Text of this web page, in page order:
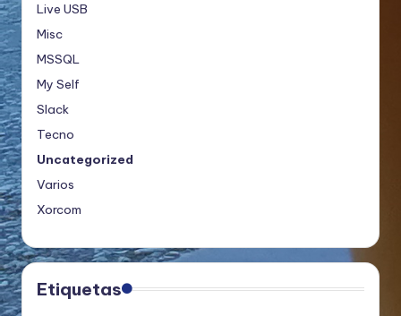
Live USB
Misc
MSSQL
My Self
Slack
Tecno
Uncategorized
Varios
Xorcom
Etiquetas